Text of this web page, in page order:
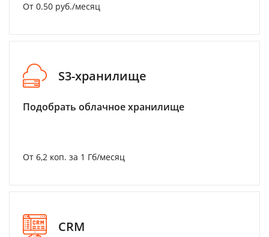
От 0.50 руб./месяц
S3-хранилище
Подобрать облачное хранилище
От 6,2 коп. за 1 Гб/месяц
CRM